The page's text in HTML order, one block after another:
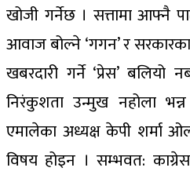
खोजी गर्नेछ । सत्तामा आफ्नै
आवाज बोल्ने ‘गगन’ र
खबरदारी गर्ने ‘प्रेस’
निरंकुशता उन्मुख नहोला
एमालेका अध्यक्ष केपी शर्मा
विषय होइन । सम्भवत: